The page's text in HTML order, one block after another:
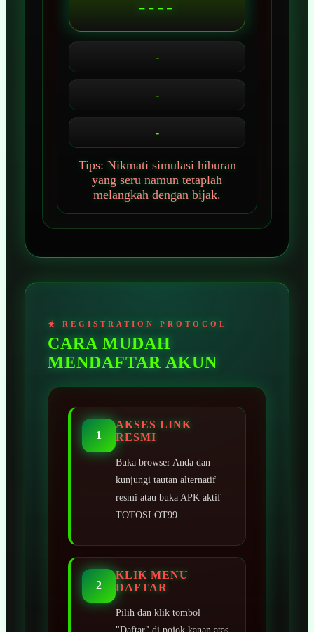
----
-
-
-
Tips: Nikmati simulasi hiburan
yang seru namun tetaplah
melangkah dengan bijak.
CARA MUDAH
MENDAFTAR AKUN
1
AKSES LINK
RESMI
Buka browser Anda dan
kunjungi tautan alternatif
resmi atau buka APK aktif
TOTOSLOT99.
2
KLIK MENU
DAFTAR
Pilih dan klik tombol